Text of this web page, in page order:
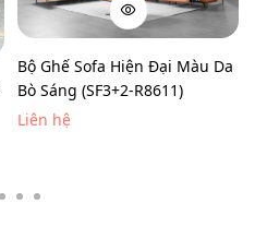
Bộ Ghế Sofa Hiện Đại Màu Da
Bò Sáng (SF3+2-R8611)
Liên hệ